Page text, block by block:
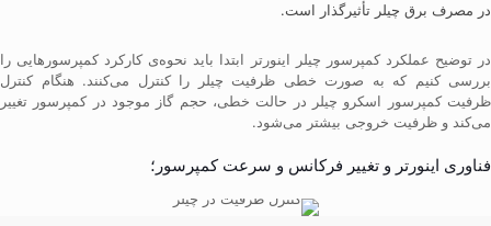
در مصرف برق چیلر تأثیرگذار است.
در توضیح عملکرد کمپرسور چیلر اینورتر ابتدا باید نحوه‌ی کارکرد کمپرسورهایی را
بررسی کنیم که به صورت خطی ظرفیت چیلر را کنترل می‌کنند. هنگام کنترل
ظرفیت کمپرسور اسکرو چیلر در حالت خطی، حجم گاز موجود در کمپرسور تغییر
می‌کند و ظرفیت خروجی بیشتر می‌شود.
فناوری اینورتر و تغییر فرکانس و سرعت کمپرسور؛